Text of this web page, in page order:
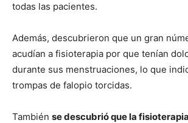
todas las pacientes.
Además, descubrieron que un gran
acudían a fisioterapia por que tenían
durante sus menstruaciones, lo que
trompas de falopio torcidas.
También se descubrió que la